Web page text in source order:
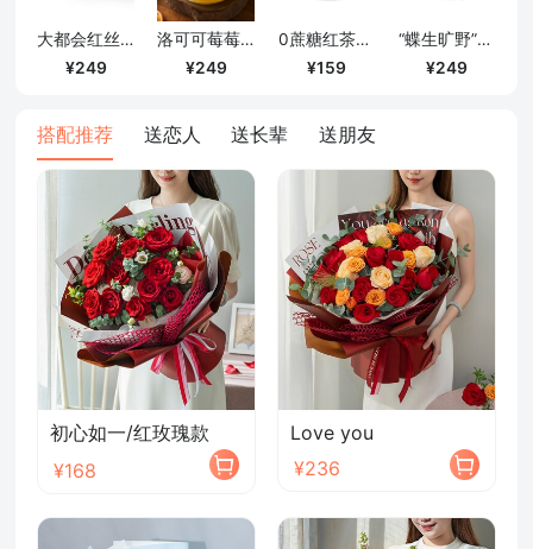
大都会红丝绒蛋糕（6寸）
249
洛可可莓莓百香柠檬蛋糕（6寸）
249
0蔗糖红茶栗子奶油蛋糕/4寸
159
“蝶生旷野”白桃荔枝奶油戚风蛋糕/6寸
249
搭配推荐 送恋人 送长辈 送朋友
初心如一/红玫瑰款
¥168
Love you
¥236